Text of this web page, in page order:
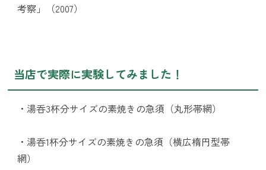
考察」（2007）
当店で実際に実験してみました！
・湯呑3杯分サイズの素焼きの急須（丸形帯網）
・湯呑1杯分サイズの素焼きの急須（横広楕円型帯
網）